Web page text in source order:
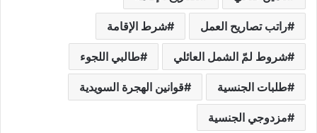
راتب تصاريح العمل شرط الإقامة
شروط لمّ الشمل العائلي طالبي اللجوء
طلبات الجنسية قوانين الهجرة السويدية
مزدوجي الجنسية